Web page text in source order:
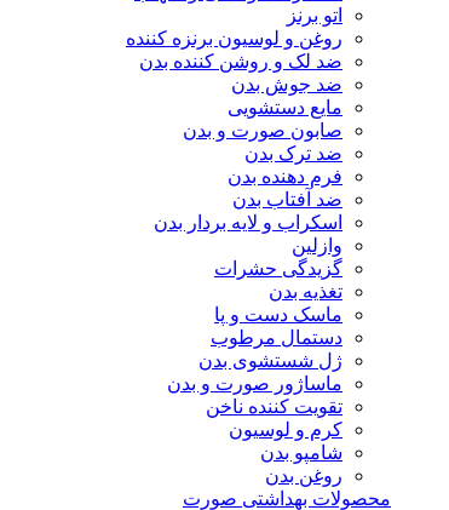
اتو برنز
روغن و لوسیون برنزه کننده
ضد لک و روشن کننده بدن
ضد جوش بدن
مایع دستشویی
صابون صورت و بدن
ضد ترک بدن
فرم دهنده بدن
ضد آفتاب بدن
اسکراب و لایه بردار بدن
وازلین
گزیدگی حشرات
تغذیه بدن
ماسک دست و پا
دستمال مرطوب
ژل شستشوی بدن
ماساژور صورت و بدن
تقویت کننده ناخن
کرم و لوسیون
شامپو بدن
روغن بدن
محصولات بهداشتی صورت